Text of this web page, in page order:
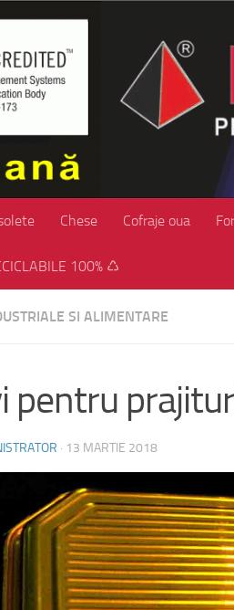
Chese Cofraje oua
100% ♺
SI ALIMENTARE
pentru
· 13 MARTIE 2018